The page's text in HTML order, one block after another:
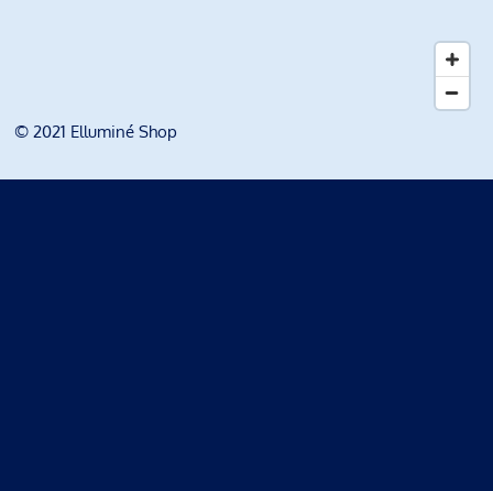
© 2021 Elluminé Shop